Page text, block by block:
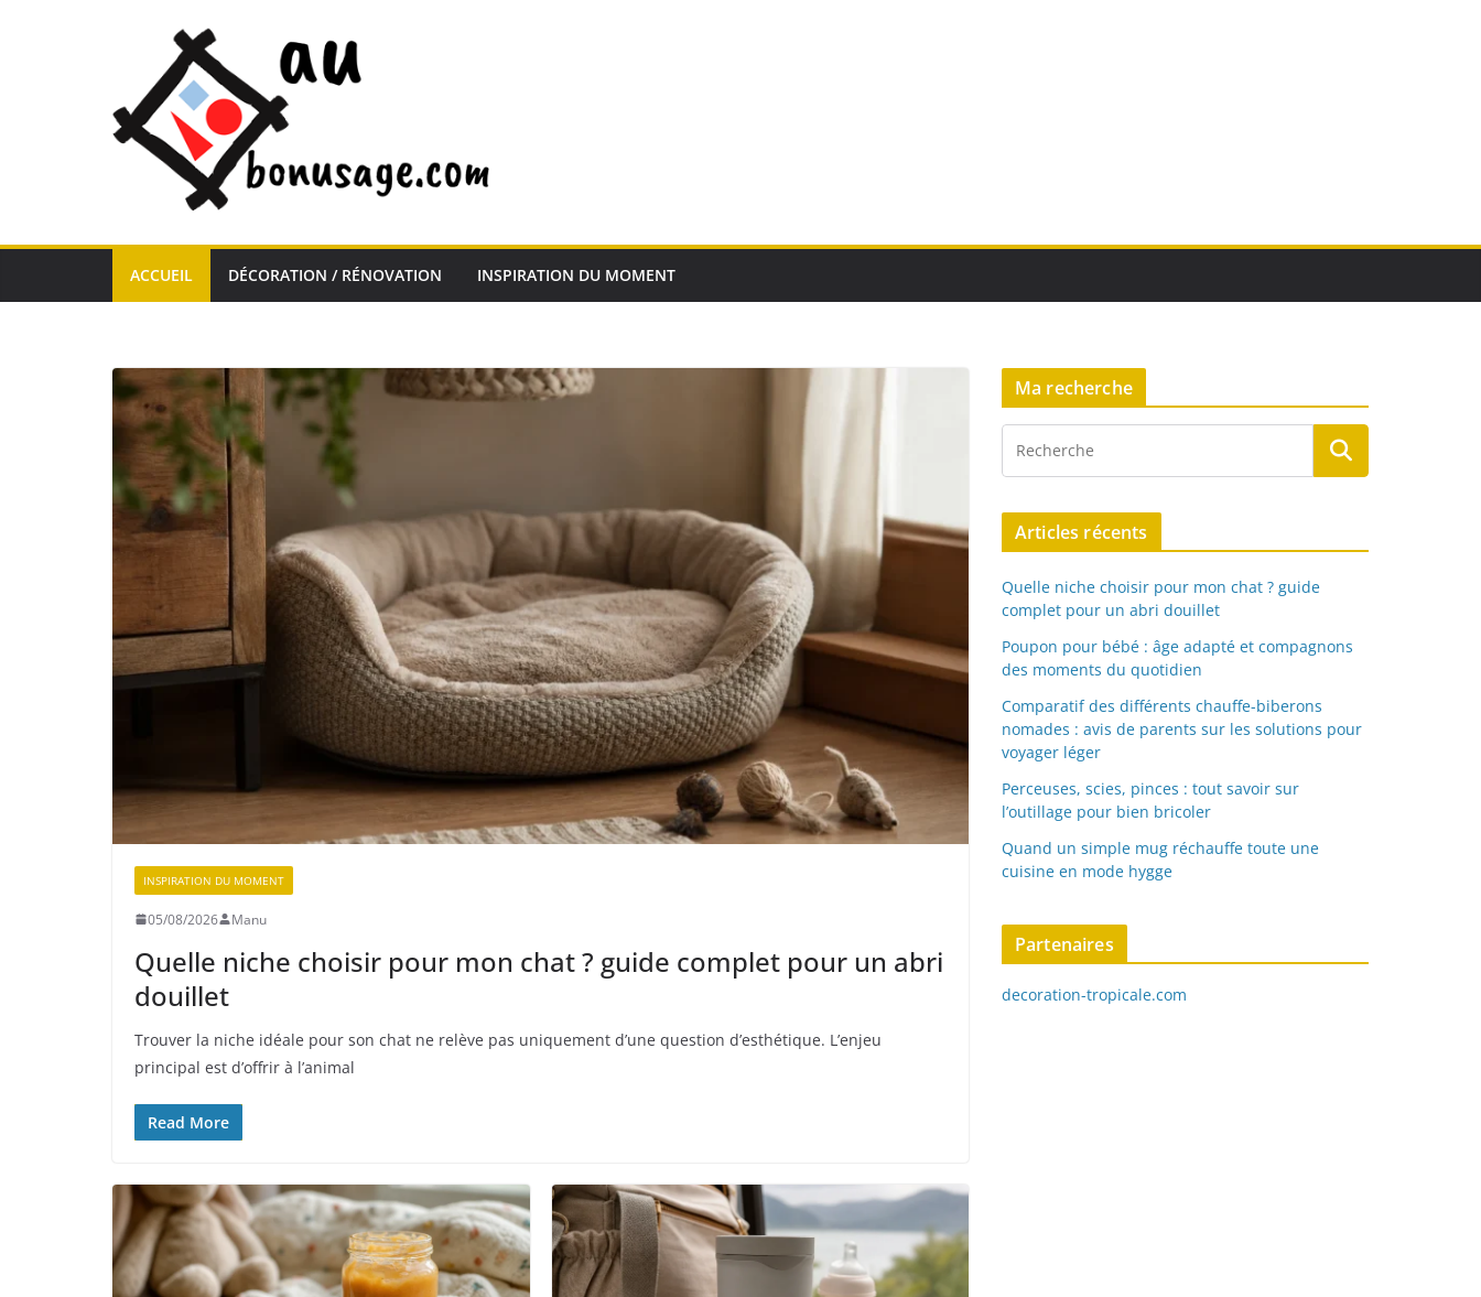
ACCUEIL DÉCORATION / RÉNOVATION INSPIRATION DU MOMENT
INSPIRATION DU MOMENT
05/08/2026 Manu
Quelle niche choisir pour mon chat ? guide complet pour un abri
douillet
Trouver la niche idéale pour son chat ne relève pas uniquement d’une question d’esthétique. L’enjeu
principal est d’offrir à l’animal
Read More
Ma recherche
Articles récents
Quelle niche choisir pour mon chat ? guide
complet pour un abri douillet
Poupon pour bébé : âge adapté et compagnons
des moments du quotidien
Comparatif des différents chauffe-biberons
nomades : avis de parents sur les solutions pour
voyager léger
Perceuses, scies, pinces : tout savoir sur
l’outillage pour bien bricoler
Quand un simple mug réchauffe toute une
cuisine en mode hygge
Partenaires
decoration-tropicale.com